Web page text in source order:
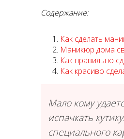
Содержание:
Как сделать
Маникюр дома
Как правильно
Как красиво
Мало кому
испачкать
специального